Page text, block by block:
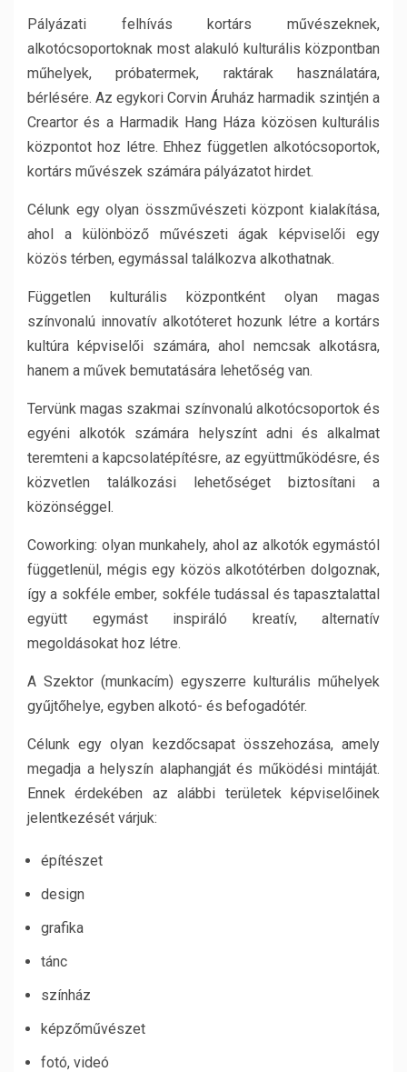
Pályázati felhívás kortárs művészeknek,
alkotócsoportoknak most alakuló kulturális központban
műhelyek, próbatermek, raktárak használatára,
bérlésére. Az egykori Corvin Áruház harmadik szintjén a
Creartor és a Harmadik Hang Háza közösen kulturális
központot hoz létre. Ehhez független alkotócsoportok,
kortárs művészek számára pályázatot hirdet.
Célunk egy olyan összművészeti központ kialakítása,
ahol a különböző művészeti ágak képviselői egy
közös térben, egymással találkozva alkothatnak.
Független kulturális központként olyan magas
színvonalú innovatív alkotóteret hozunk létre a kortárs
kultúra képviselői számára, ahol nemcsak alkotásra,
hanem a művek bemutatására lehetőség van.
Tervünk magas szakmai színvonalú alkotócsoportok és
egyéni alkotók számára helyszínt adni és alkalmat
teremteni a kapcsolatépítésre, az együttműködésre, és
közvetlen találkozási lehetőséget biztosítani a
közönséggel.
Coworking: olyan munkahely, ahol az alkotók egymástól
függetlenül, mégis egy közös alkotótérben dolgoznak,
így a sokféle ember, sokféle tudással és tapasztalattal
együtt egymást inspiráló kreatív, alternatív
megoldásokat hoz létre.
A Szektor (munkacím) egyszerre kulturális műhelyek
gyűjtőhelye, egyben alkotó- és befogadótér.
Célunk egy olyan kezdőcsapat összehozása, amely
megadja a helyszín alaphangját és működési mintáját.
Ennek érdekében az alábbi területek képviselőinek
jelentkezését várjuk:
építészet
design
grafika
tánc
színház
képzőművészet
fotó, videó